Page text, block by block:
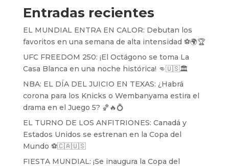
Entradas recientes
EL MUNDIAL ENTRA EN CALOR: Debutan los
favoritos en una semana de alta intensidad ⚽️🌍🏆
UFC FREEDOM 250: ¡El Octágono se toma La
Casa Blanca en una noche histórica! 👊🇺🇸🏛️
NBA: EL DÍA DEL JUICIO EN TEXAS: ¿Habrá
corona para los Knicks o Wembanyama estira el
drama en el Juego 5? 🏀🔥💍
EL TURNO DE LOS ANFITRIONES: Canadá y
Estados Unidos se estrenan en la Copa del
Mundo ⚽️🇨🇦🇺🇸
FIESTA MUNDIAL: ¡Se inaugura la Copa del